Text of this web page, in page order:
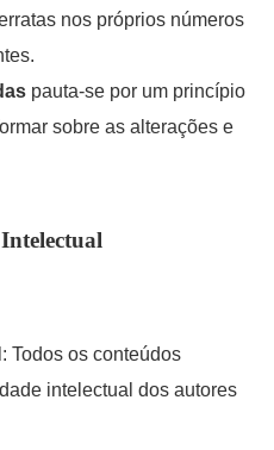
nos próprios números
pauta-se por um princípio
sobre as alterações e
Todos os conteúdos
intelectual dos autores